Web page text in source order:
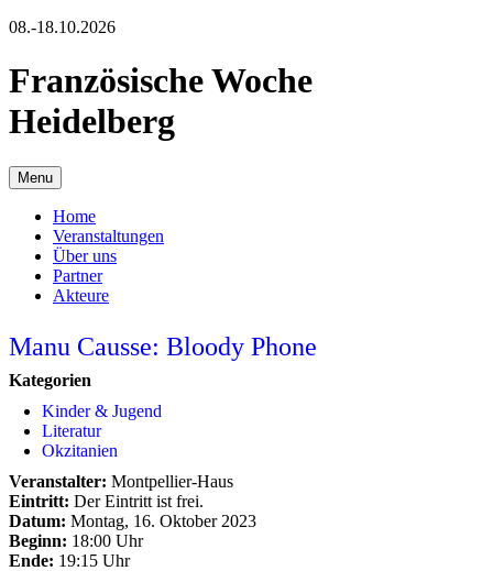
08.-18.10.2026
Französische Woche
Heidelberg
Menu
Home
Veranstaltungen
Über uns
Partner
Akteure
Manu Causse: Bloody Phone
Kategorien
Kinder & Jugend
Literatur
Okzitanien
Veranstalter: Montpellier-Haus
Eintritt: Der Eintritt ist frei.
Datum: Montag, 16. Oktober 2023
Beginn: 18:00 Uhr
Ende: 19:15 Uhr